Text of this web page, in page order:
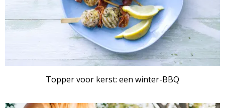
Topper voor kerst: een winter-BBQ